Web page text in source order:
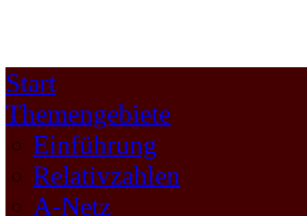
Start
Themengebiete
Einführung
Relativzahlen
A-Netz